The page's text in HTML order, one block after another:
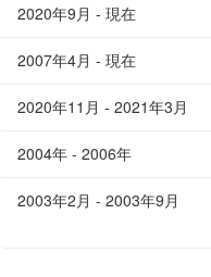
2020年9月 - 現在
2007年4月 - 現在
2020年11月 - 2021年3月
2004年 - 2006年
2003年2月 - 2003年9月